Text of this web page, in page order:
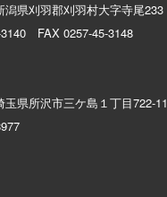
潟県刈羽郡刈羽村大字寺尾233
FAX 0257-45-3148
玉県所沢市三ケ島１丁目722-11